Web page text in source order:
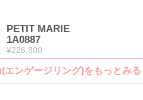
PETIT MARIE
1A0887
¥226,800
エンゲージリング)をもっとみる